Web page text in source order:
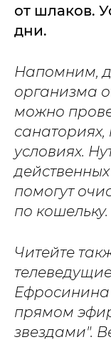
от шлаков.
дни.
Напомним,
организма
можно
условиях.
действенных
помогут
по кошельку.
Читейте
прямом
звездами".